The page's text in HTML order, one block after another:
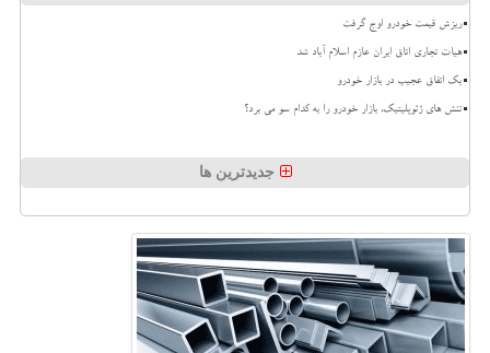
ریزش قیمت خودرو اوج گرفت
هیات تجاری اتاق ایران عازم اسلام آباد شد
بک اتفاق عجیب در بازار خودرو
تنش های ژئوپلیتیک، بازار خودرو را به کدام سو می برد؟
جدیدترین ها